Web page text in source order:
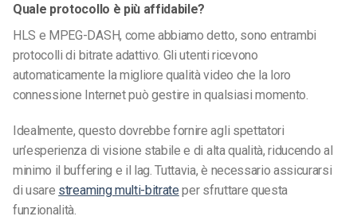
Quale protocollo è più affidabile?
HLS e MPEG-DASH, come abbiamo detto, sono entrambi
protocolli di bitrate adattivo. Gli utenti ricevono
automaticamente la migliore qualità video che la loro
connessione Internet può gestire in qualsiasi momento.
Idealmente, questo dovrebbe fornire agli spettatori
un’esperienza di visione stabile e di alta qualità, riducendo al
minimo il buffering e il lag. Tuttavia, è necessario assicurarsi
di usare streaming multi-bitrate per sfruttare questa
funzionalità.